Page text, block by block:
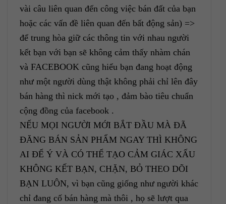
vài câu liên quan đến công việc bán đất của bạn
hoặc các vấn đề liên quan đến bất động sản) =>
để trung hòa giữ các thông tin với nhau người
kết bạn với bạn sẽ không cảm thấy nhàm chán
và FACEBOOK cũng hiểu bạn đang hoạt động
như một người dùng thật không phải chỉ lên đây
bán hàng thì nick mới tạo , đảm bào tiêu chuẩn
cộng đồng của facebook .
NẾU MỌI NGƯỜI MỚI BẮT ĐẦU MÀ ĐÃ
ĐĂNG BÁN SẢN PHẨM NGAY THÌ KHÔNG
AI ĐỂ Ý VÀ CÓ THỂ TẠO CẢM GIÁC XẤU
KHÔNG KẾT BẠN, CHẶN, BỎ THEO DÕI
BẠN LUÔN, vì bạn cũng giống như người khác
chỉ đang cố bán hàng mà thôi , họ sẽ lượt qua